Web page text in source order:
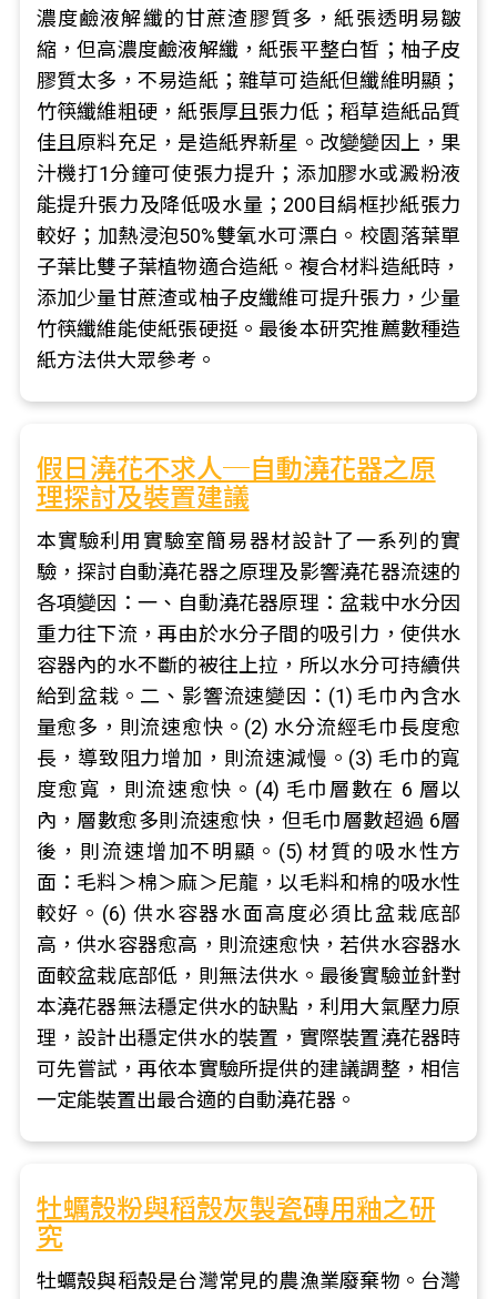
濃度鹼液解纖的甘蔗渣膠質多，紙張透明易皺
縮，但高濃度鹼液解纖，紙張平整白皙；柚子皮
膠質太多，不易造紙；雜草可造紙但纖維明顯；
竹筷纖維粗硬，紙張厚且張力低；稻草造紙品質
佳且原料充足，是造紙界新星。改變變因上，果
汁機打1分鐘可使張力提升；添加膠水或澱粉液
能提升張力及降低吸水量；200目絹框抄紙張力
較好；加熱浸泡50%雙氧水可漂白。校園落葉單
子葉比雙子葉植物適合造紙。複合材料造紙時，
添加少量甘蔗渣或柚子皮纖維可提升張力，少量
竹筷纖維能使紙張硬挺。最後本研究推薦數種造
紙方法供大眾參考。
假日澆花不求人─自動澆花器之原
理探討及裝置建議
本實驗利用實驗室簡易器材設計了一系列的實
驗，探討自動澆花器之原理及影響澆花器流速的
各項變因：一、自動澆花器原理：盆栽中水分因
重力往下流，再由於水分子間的吸引力，使供水
容器內的水不斷的被往上拉，所以水分可持續供
給到盆栽。二、影響流速變因：(1) 毛巾內含水
量愈多，則流速愈快。(2) 水分流經毛巾長度愈
長，導致阻力增加，則流速減慢。(3) 毛巾的寬
度愈寬，則流速愈快。(4) 毛巾層數在 6 層以
內，層數愈多則流速愈快，但毛巾層數超過 6層
後，則流速增加不明顯。(5) 材質的吸水性方
面：毛料＞棉＞麻＞尼龍，以毛料和棉的吸水性
較好。(6) 供水容器水面高度必須比盆栽底部
高，供水容器愈高，則流速愈快，若供水容器水
面較盆栽底部低，則無法供水。最後實驗並針對
本澆花器無法穩定供水的缺點，利用大氣壓力原
理，設計出穩定供水的裝置，實際裝置澆花器時
可先嘗試，再依本實驗所提供的建議調整，相信
一定能裝置出最合適的自動澆花器。
牡蠣殼粉與稻殼灰製瓷磚用釉之研
究
牡蠣殼與稻殼是台灣常見的農漁業廢棄物。台灣